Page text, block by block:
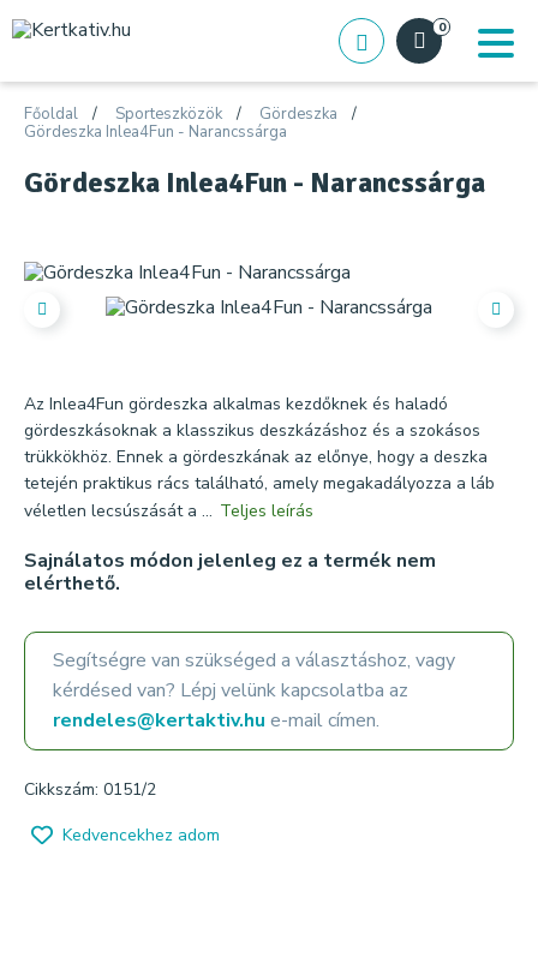
0
Főoldal Sporteszközök
Gördeszka
Gördeszka Inlea4Fun - Narancssárga
Gördeszka Inlea4Fun - Narancssárga
Az Inlea4Fun gördeszka alkalmas kezdőknek és haladó
gördeszkásoknak a klasszikus deszkázáshoz és a szokásos
trükkökhöz. Ennek a gördeszkának az előnye, hogy a deszka
tetején praktikus rács található, amely megakadályozza a láb
véletlen lecsúszását a ... Teljes leírás
Sajnálatos módon jelenleg ez a termék nem
elérthető.
Segítségre van szükséged a választáshoz, vagy
kérdésed van? Lépj velünk kapcsolatba az
rendeles@kertaktiv.hu e-mail címen.
Cikkszám: 0151/2
Kedvencekhez adom